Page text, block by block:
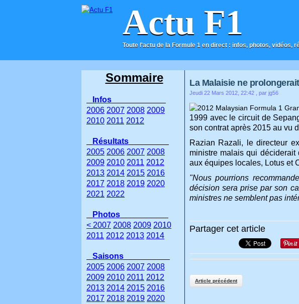
Actu F1
Toute l'actu de la Formule 1 en direct : infos, photos, vidéos,
ACCUEIL CONTACT
La Malaisie ne
Jeudi 22 Mars 2012, 22:42 , par jg56
1999 avec le circuit de
son contrat après 2015 au vu
Razian Razali, le directeur
ministre malais qui
aux équipes locales, Lotus et
"Nous pourrions
décision sera prise par son
ministres ne semblent pas
Partager cet article
Article précédent
Sommaire
Infos
2006 2007 2008 2009
2010 2011 2012
Résultats
2005 2006 2007 2008
2009 2010 2011 2012
2013 2014 2015 2016
2017 2018 2019 2020
2021 2022
Photos
< 2007 2008 2009 2010
2011 2012 2013 2014
Saisons
2005 2006 2007 2008
2009 2010 2011 2012
2013 2014 2015 2016
2017 2018 2019 2020